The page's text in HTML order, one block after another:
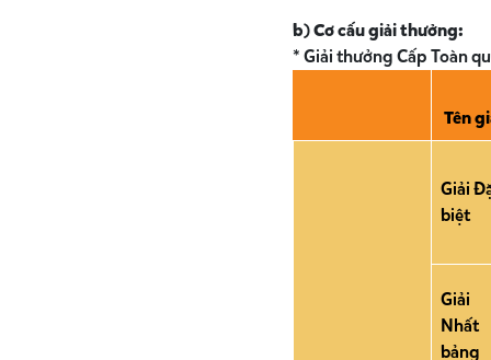
b) Cơ cấu giải thưởng:
* Giải thưởng Cấp Toàn
Tên
Giải
biệt
Giải
Nhất
bảng